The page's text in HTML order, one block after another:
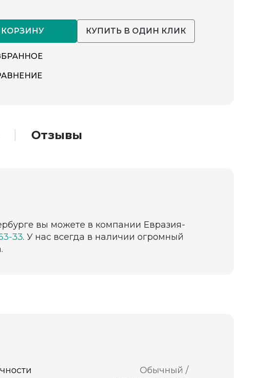
КОРЗИНУ КУПИТЬ В ОДИН КЛИК
Отзывы
вы можете в компании Евразия-
33. У нас всегда в наличии огромный
Обычный /